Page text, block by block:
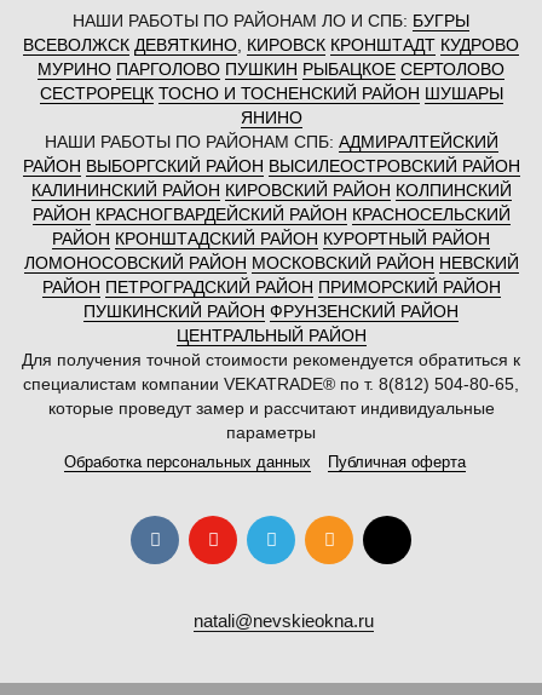
НАШИ РАБОТЫ ПО РАЙОНАМ ЛО И СПБ: БУГРЫ
ВСЕВОЛЖСК ДЕВЯТКИНО КИРОВСК КРОНШТАДТ КУДРОВО
МУРИНО ПАРГОЛОВО ПУШКИН РЫБАЦКОЕ СЕРТОЛОВО
СЕСТРОРЕЦК ТОСНО И ТОСНЕНСКИЙ РАЙОН ШУШАРЫ
ЯНИНО
НАШИ РАБОТЫ ПО РАЙОНАМ СПБ: АДМИРАЛТЕЙСКИЙ
РАЙОН ВЫБОРГСКИЙ РАЙОН ВЫСИЛЕОСТРОВСКИЙ РАЙОН
КАЛИНИНСКИЙ РАЙОН КИРОВСКИЙ РАЙОН КОЛПИНСКИЙ
РАЙОН КРАСНОГВАРДЕЙСКИЙ РАЙОН КРАСНОСЕЛЬСКИЙ
РАЙОН КРОНШТАДСКИЙ РАЙОН КУРОРТНЫЙ РАЙОН
ЛОМОНОСОВСКИЙ РАЙОН МОСКОВСКИЙ РАЙОН НЕВСКИЙ
РАЙОН ПЕТРОГРАДСКИЙ РАЙОН ПРИМОРСКИЙ РАЙОН
ПУШКИНСКИЙ РАЙОН ФРУНЗЕНСКИЙ РАЙОН
ЦЕНТРАЛЬНЫЙ РАЙОН
Для получения точной стоимости рекомендуется обратиться к
специалистам компании VEKATRADE® по т. 8(812) 504-80-65,
которые проведут замер и рассчитают индивидуальные
параметры
Обработка персональных данных Публичная оферта
natali@nevskieokna.ru